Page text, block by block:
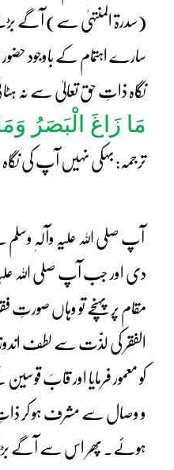
(سدرۃ المنتہیٰ سے) آگے
سارے اہتمام کے باوجود حضور
نگاہ ذاتِ حق تعالیٰ سے نہ
مَا زَاغَ الْبَصَرُ
ترجمہ: بہکی نہیں آپ کی
آپ صلی اللہ علیہ وآلہٖ وسلم
دی اور جب آپ صلی اللہ
مقام پر پہنچے تو وہاں صورتِ
الفقر کی لذّت سے لطف
کو معمور فرمایا اور قابَ
و وصال سے مشرف ہو کر
ہوئے۔ پھر اس سے آگے بڑھ کر